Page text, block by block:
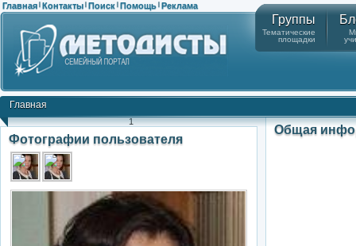
Главная | Контакты | Поиск | Помощь | Реклама
Группы
Тематические
площадки
Главная
1
Фотографии пользователя
Общая